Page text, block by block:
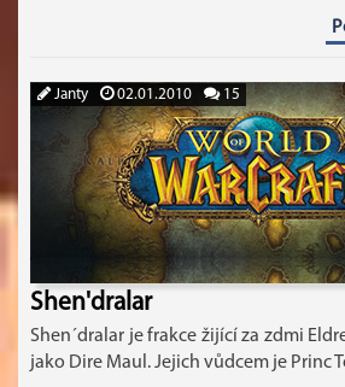
Janty 02.01.2010 15
Shen'dralar
Shen´dralar je frakce žijící za zdmi
jako Dire Maul. Jejich vůdcem je Princ